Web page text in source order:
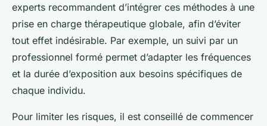
experts recommandent d’intégrer ces méthodes à une
prise en charge thérapeutique globale, afin d’éviter
tout effet indésirable. Par exemple, un suivi par un
professionnel formé permet d’adapter les fréquences
et la durée d’exposition aux besoins spécifiques de
chaque individu.
Pour limiter les risques, il est conseillé de commencer